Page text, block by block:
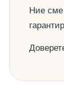
Ние сме